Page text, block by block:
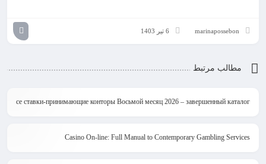
marinapossebon 6 تیر 1403
مطالب مرتبط
Все ставки-принимающие конторы Восьмой месяц 2026 – завершенный каталог
Casino On-line: Full Manual to Contemporary Gambling Services